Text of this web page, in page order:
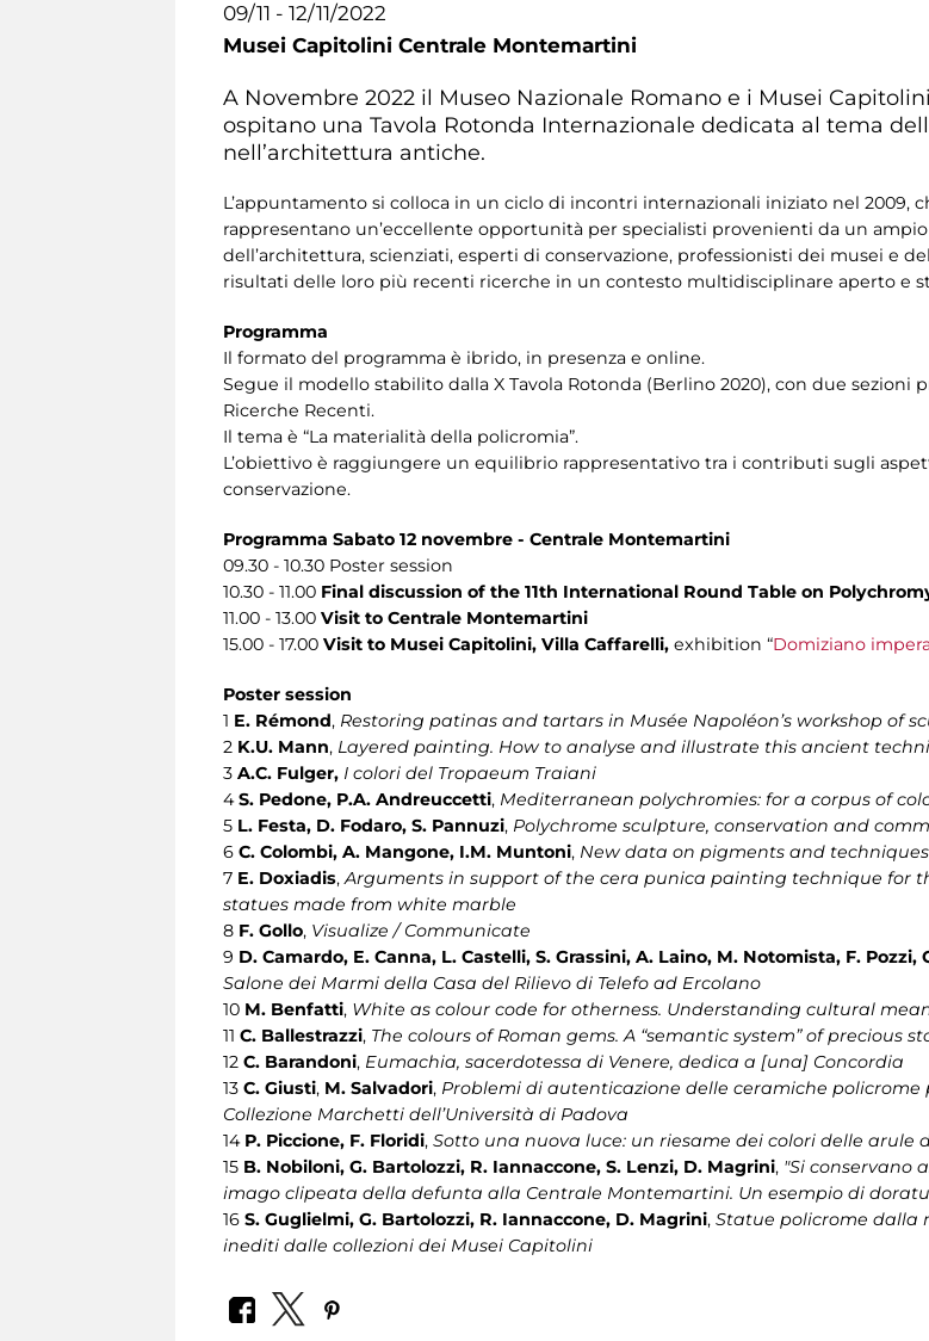
09/11 - 12/11/2022
Musei Capitolini Centrale Montemartini
A Novembre 2022 il Museo Nazionale Romano e i Musei
ospitano una Tavola Rotonda Internazionale dedicata al tema
nell’architettura antiche.
L’appuntamento si colloca in un ciclo di incontri internazionali iniziato nel 2009,
rappresentano un’eccellente opportunità per specialisti provenienti da un
dell’architettura, scienziati, esperti di conservazione, professionisti dei musei e
risultati delle loro più recenti ricerche in un contesto multidisciplinare aperto e
Programma
Il formato del programma è ibrido, in presenza e online.
Segue il modello stabilito dalla X Tavola Rotonda (Berlino 2020), con due
Ricerche Recenti.
Il tema è “La materialità della policromia”.
L’obiettivo è raggiungere un equilibrio rappresentativo tra i contributi sugli
conservazione.
Programma Sabato 12 novembre - Centrale Montemartini
09.30 - 10.30 Poster session
10.30 - 11.00 Final discussion of the 11th International Round Table on
11.00 - 13.00 Visit to Centrale Montemartini
15.00 - 17.00 Visit to Musei Capitolini, Villa Caffarelli, exhibition “Domiziano
Poster session
1 E. Rémond, Restoring patinas and tartars in Musée Napoléon’s workshop of
2 K.U. Mann, Layered painting. How to analyse and illustrate this ancient
3 A.C. Fulger, I colori del Tropaeum Traiani
4S. Pedone, P.A. Andreuccetti, Mediterranean polychromies: for a corpus of
5 L. Festa, D. Fodaro, S. Pannuzi, Polychrome sculpture, conservation and
6 C. Colombi, A. Mangone, I.M. Muntoni, New data on pigments and
7 E. Doxiadis,Arguments in support of the cera punica painting technique for
statues made from white marble
8 F. Gollo, Visualize / Communicate
9 D. Camardo, E. Canna, L. Castelli, S. Grassini, A. Laino, M. Notomista, F. Pozzi,
Salone dei Marmi della Casa del Rilievo di Telefo ad Ercolano
10 M. Benfatti, White as colour code for otherness. Understanding cultural
11 C. Ballestrazzi, The colours of Roman gems. A “semantic system” of precious
12 C. Barandoni, Eumachia, sacerdotessa di Venere, dedica a [una] Concordia
13 C. Giusti, M. Salvadori, Problemi di autenticazione delle ceramiche
Collezione Marchetti dell’Università di Padova
14 P. Piccione, F. Floridi, Sotto una nuova luce: un riesame dei colori delle arule
15 B. Nobiloni, G. Bartolozzi, R. Iannaccone, S. Lenzi, D. Magrini, "Si conservano
imago clipeata della defunta alla Centrale Montemartini. Un esempio di
16 S. Guglielmi, G. Bartolozzi, R. Iannaccone, D. Magrini, Statue policrome dalla
inediti dalle collezioni dei Musei Capitolini